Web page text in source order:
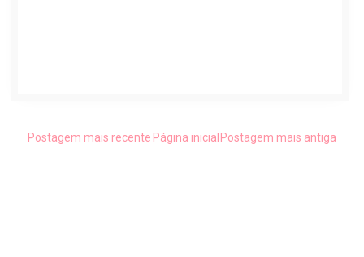
Postagem mais recente Postagem mais antiga
Página inicial